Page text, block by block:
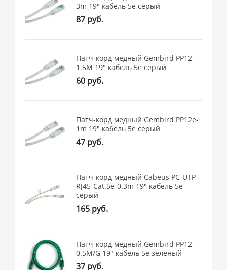
3m 19" кабель 5e серый
87 руб.
Патч-корд медный Gembird PP12-
1.5M 19" кабель 5e серый
60 руб.
Патч-корд медный Gembird PP12e-
1m 19" кабель 5e серый
47 руб.
Патч-корд медный Cabeus PC-UTP-
RJ45-Cat.5e-0.3m 19" кабель 5e
серый
165 руб.
Патч-корд медный Gembird PP12-
0.5M/G 19" кабель 5e зеленый
37 руб.